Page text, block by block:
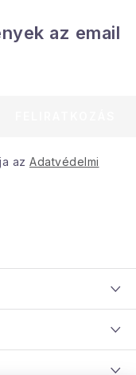
az email
az Adatvédelmi